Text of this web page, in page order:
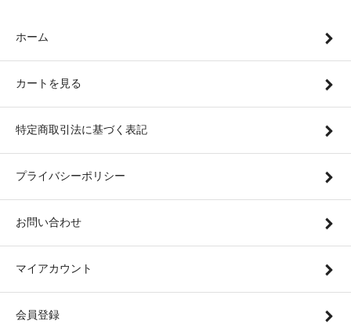
ホーム
カートを見る
特定商取引法に基づく表記
プライバシーポリシー
お問い合わせ
マイアカウント
会員登録